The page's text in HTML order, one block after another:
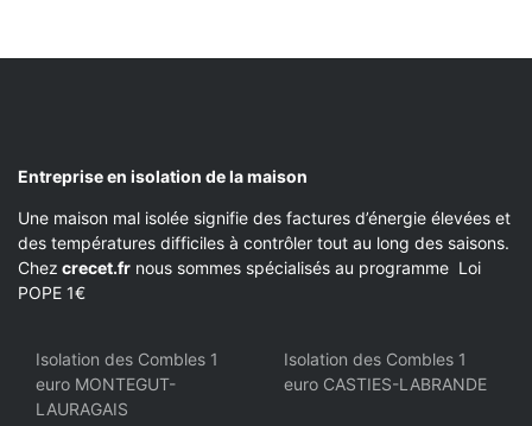
Entreprise en isolation de la maison
Une maison mal isolée signifie des factures d’énergie élevées et
des températures difficiles à contrôler tout au long des saisons.
Chez crecet.fr nous sommes spécialisés au programme Loi
POPE 1€
Isolation des Combles 1
euro MONTEGUT-
LAURAGAIS
Isolation des Combles 1
euro CASTIES-LABRANDE